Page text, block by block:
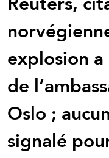
explosion
de
Oslo ;
signalé